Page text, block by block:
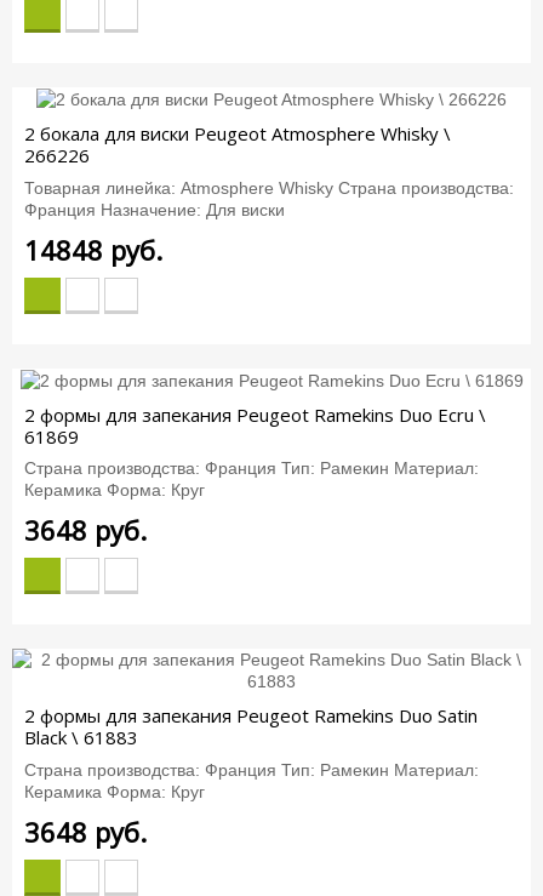
2 бокала для виски Peugeot Atmosphere Whisky \
266226
Товарная линейка: Atmosphere Whisky Страна производства:
Франция Назначение: Для виски
14848 руб.
2 формы для запекания Peugeot Ramekins Duo Ecru \
61869
Страна производства: Франция Тип: Рамекин Материал:
Керамика Форма: Круг
3648 руб.
2 формы для запекания Peugeot Ramekins Duo Satin
Black \ 61883
Страна производства: Франция Тип: Рамекин Материал:
Керамика Форма: Круг
3648 руб.